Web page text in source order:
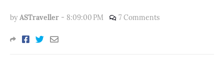
by ASTraveller - 8:09:00 PM 7 Comments